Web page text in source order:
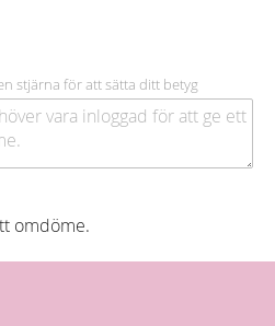
stjärna för att sätta ditt betyg
omdöme.